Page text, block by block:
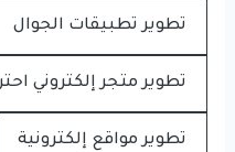
تطوير تطبيقات الجوال
تطوير متجر إلكتروني
تطوير مواقع إلكترونية